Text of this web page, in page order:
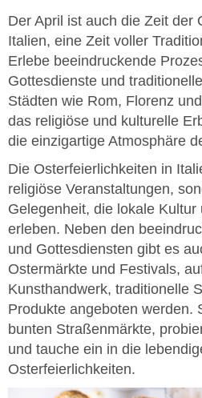
Der April ist auch die Zeit der
Italien, eine Zeit voller
Erlebe beeindruckende
Gottesdienste und
Städten wie Rom, Florenz
das religiöse und kulturelle
die einzigartige Atmosphäre
Die Osterfeierlichkeiten in
religiöse Veranstaltungen,
Gelegenheit, die lokale Kultur
erleben. Neben den
und Gottesdiensten gibt es
Ostermärkte und Festivals,
Kunsthandwerk, traditionelle
Produkte angeboten werden.
bunten Straßenmärkte,
und tauche ein in die
Osterfeierlichkeiten.